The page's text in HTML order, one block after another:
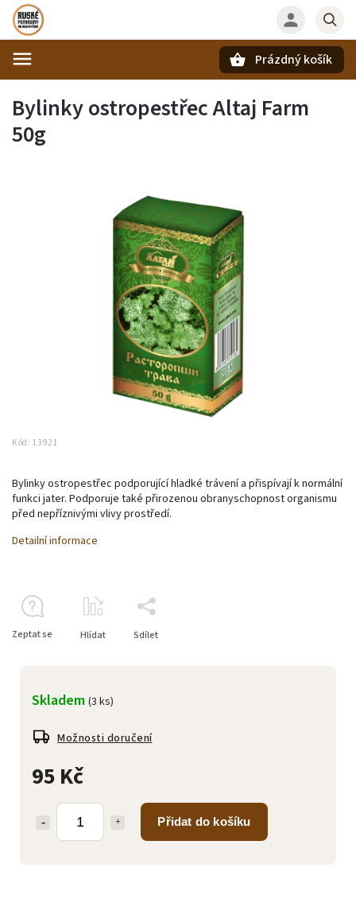
Prázdný košík
Bylinky ostropestřec Altaj Farm
50g
Kód: 13921
95 Kč
Přidat do košíku
Skladem (3 ks)
Možnosti doručení
Bylinky ostropestřec podporující hladké trávení a přispívají k normální
funkci jater. Podporuje také přirozenou obranyschopnost organismu
před nepříznivými vlivy prostředí.
Detailní informace
Zeptat se Hlídat Sdílet